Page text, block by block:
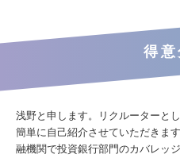
得意
浅野と申します。リクルーターと
簡単に自己紹介させていただきま
融機関で投資銀行部門のカバレッ